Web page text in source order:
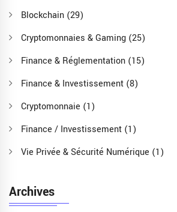
Blockchain (29)
Cryptomonnaies & Gaming (25)
Finance & Réglementation (15)
Finance & Investissement (8)
Cryptomonnaie (1)
Finance / Investissement (1)
Vie Privée & Sécurité Numérique (1)
Archives